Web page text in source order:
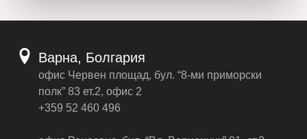
Варна, Болгария
офис Червен площад, бул. “8-ми приморски
полк” 83 ет.2, офис 2
+359 52 460 496